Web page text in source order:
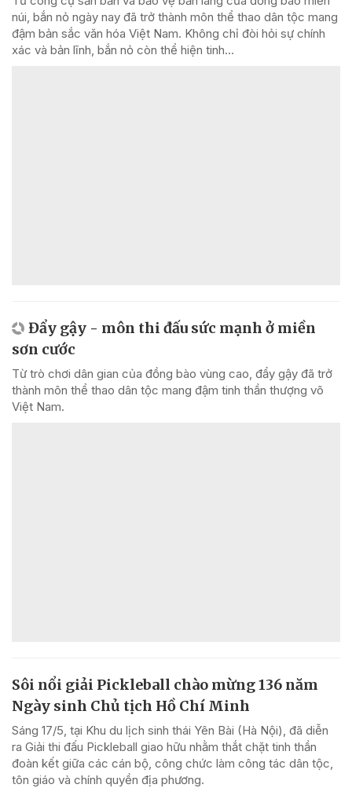
núi, bắn nỏ ngày nay đã trở thành môn thể thao dân tộc mang
đậm bản sắc văn hóa Việt Nam. Không chỉ đòi hỏi sự chính
xác và bản lĩnh, bắn nỏ còn thể hiện tinh...
Đẩy gậy - môn thi đấu sức mạnh ở miền
sơn cước
Từ trò chơi dân gian của đồng bào vùng cao, đẩy gậy đã trở
thành môn thể thao dân tộc mang đậm tinh thần thượng võ
Việt Nam.
Sôi nổi giải Pickleball chào mừng 136 năm
Ngày sinh Chủ tịch Hồ Chí Minh
Sáng 17/5, tại Khu du lịch sinh thái Yên Bài (Hà Nội), đã diễn
ra Giải thi đấu Pickleball giao hữu nhằm thắt chặt tinh thần
đoàn kết giữa các cán bộ, công chức làm công tác dân tộc,
tôn giáo và chính quyền địa phương.